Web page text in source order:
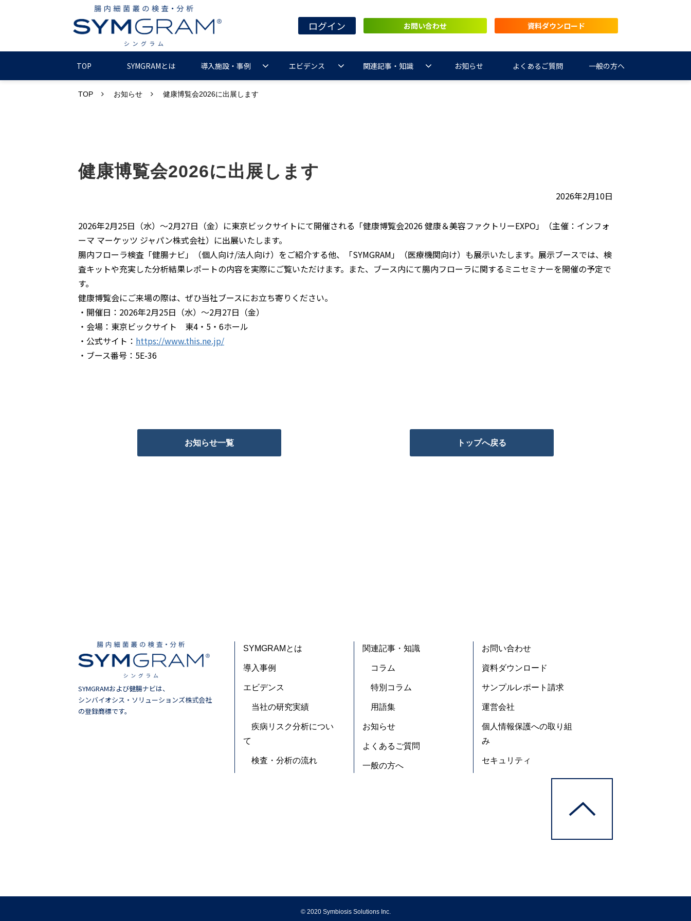
ログイン お問い合わせ 資料ダウンロード
TOP SYMGRAMとは 導入施設・事例 エビデンス 関連記事・知識 お知らせ よくあるご質問 一般の方へ
TOP お知らせ 健康博覧会2026に出展します
健康博覧会2026に出展します
2026年2月10日
2026年2月25日（水）～2月27日（金）に東京ビックサイトにて開催される「健康博覧会2026 健康＆美容ファクトリーEXPO」（主催：インフォ
ーマ マーケッツ ジャパン株式会社）に出展いたします。
腸内フローラ検査「健腸ナビ」（個人向け/法人向け）をご紹介する他、「SYMGRAM」（医療機関向け）も展示いたします。展示ブースでは、検
査キットや充実した分析結果レポートの内容を実際にご覧いただけます。また、ブース内にて腸内フローラに関するミニセミナーを開催の予定で
す。
健康博覧会にご来場の際は、ぜひ当社ブースにお立ち寄りください。
・開催日：2026年2月25日（水）～2月27日（金）
・会場：東京ビックサイト 東4・5・6ホール
・公式サイト： https://www.this.ne.jp/
・ブース番号：5E-36
お知らせ一覧 トップへ戻る
SYMGRAMおよび健腸ナビは、
シンバイオシス・ソリューションズ株式会社
の登録商標です。
SYMGRAMとは
導入事例
エビデンス
当社の研究実績
疾病リスク分析につい
て
検査・分析の流れ
関連記事・知識
コラム
特別コラム
用語集
お知らせ
よくあるご質問
一般の方へ
お問い合わせ
資料ダウンロード
サンプルレポート請求
運営会社
個人情報保護への取り組
み
セキュリティ
© 2020 Symbiosis Solutions Inc.